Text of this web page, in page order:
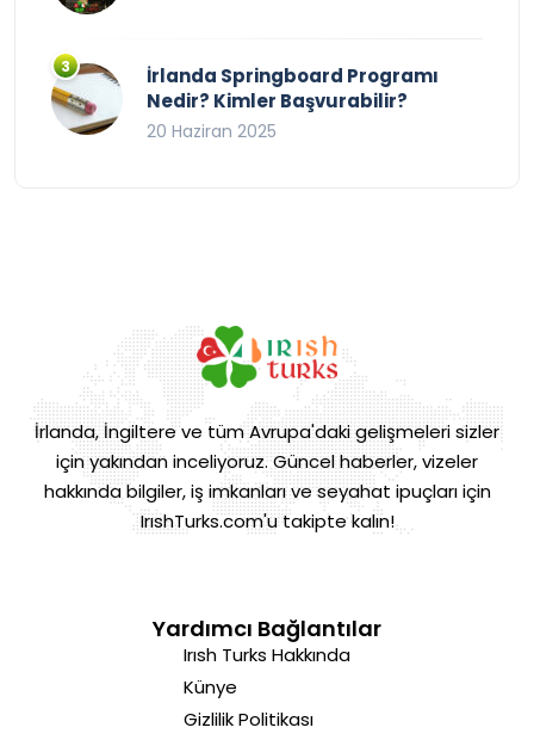
İrlanda Springboard Programı
Nedir? Kimler Başvurabilir?
20 Haziran 2025
İrlanda, İngiltere ve tüm Avrupa'daki gelişmeleri sizler
için yakından inceliyoruz. Güncel haberler, vizeler
hakkında bilgiler, iş imkanları ve seyahat ipuçları için
IrıshTurks.com'u takipte kalın!
Yardımcı Bağlantılar
Irısh Turks Hakkında
Künye
Gizlilik Politikası